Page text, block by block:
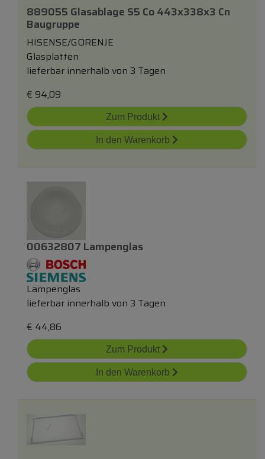
889055 Glasablage S5 Co 443x338x3 Cn
Baugruppe
HISENSE/GORENJE
Glasplatten
lieferbar innerhalb von 3 Tagen
€ 94,09
Zum Produkt
In den Warenkorb
00632807 Lampenglas
Lampenglas
lieferbar innerhalb von 3 Tagen
€ 44,86
Zum Produkt
In den Warenkorb